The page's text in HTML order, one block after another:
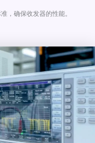
，确保收发器的性能。